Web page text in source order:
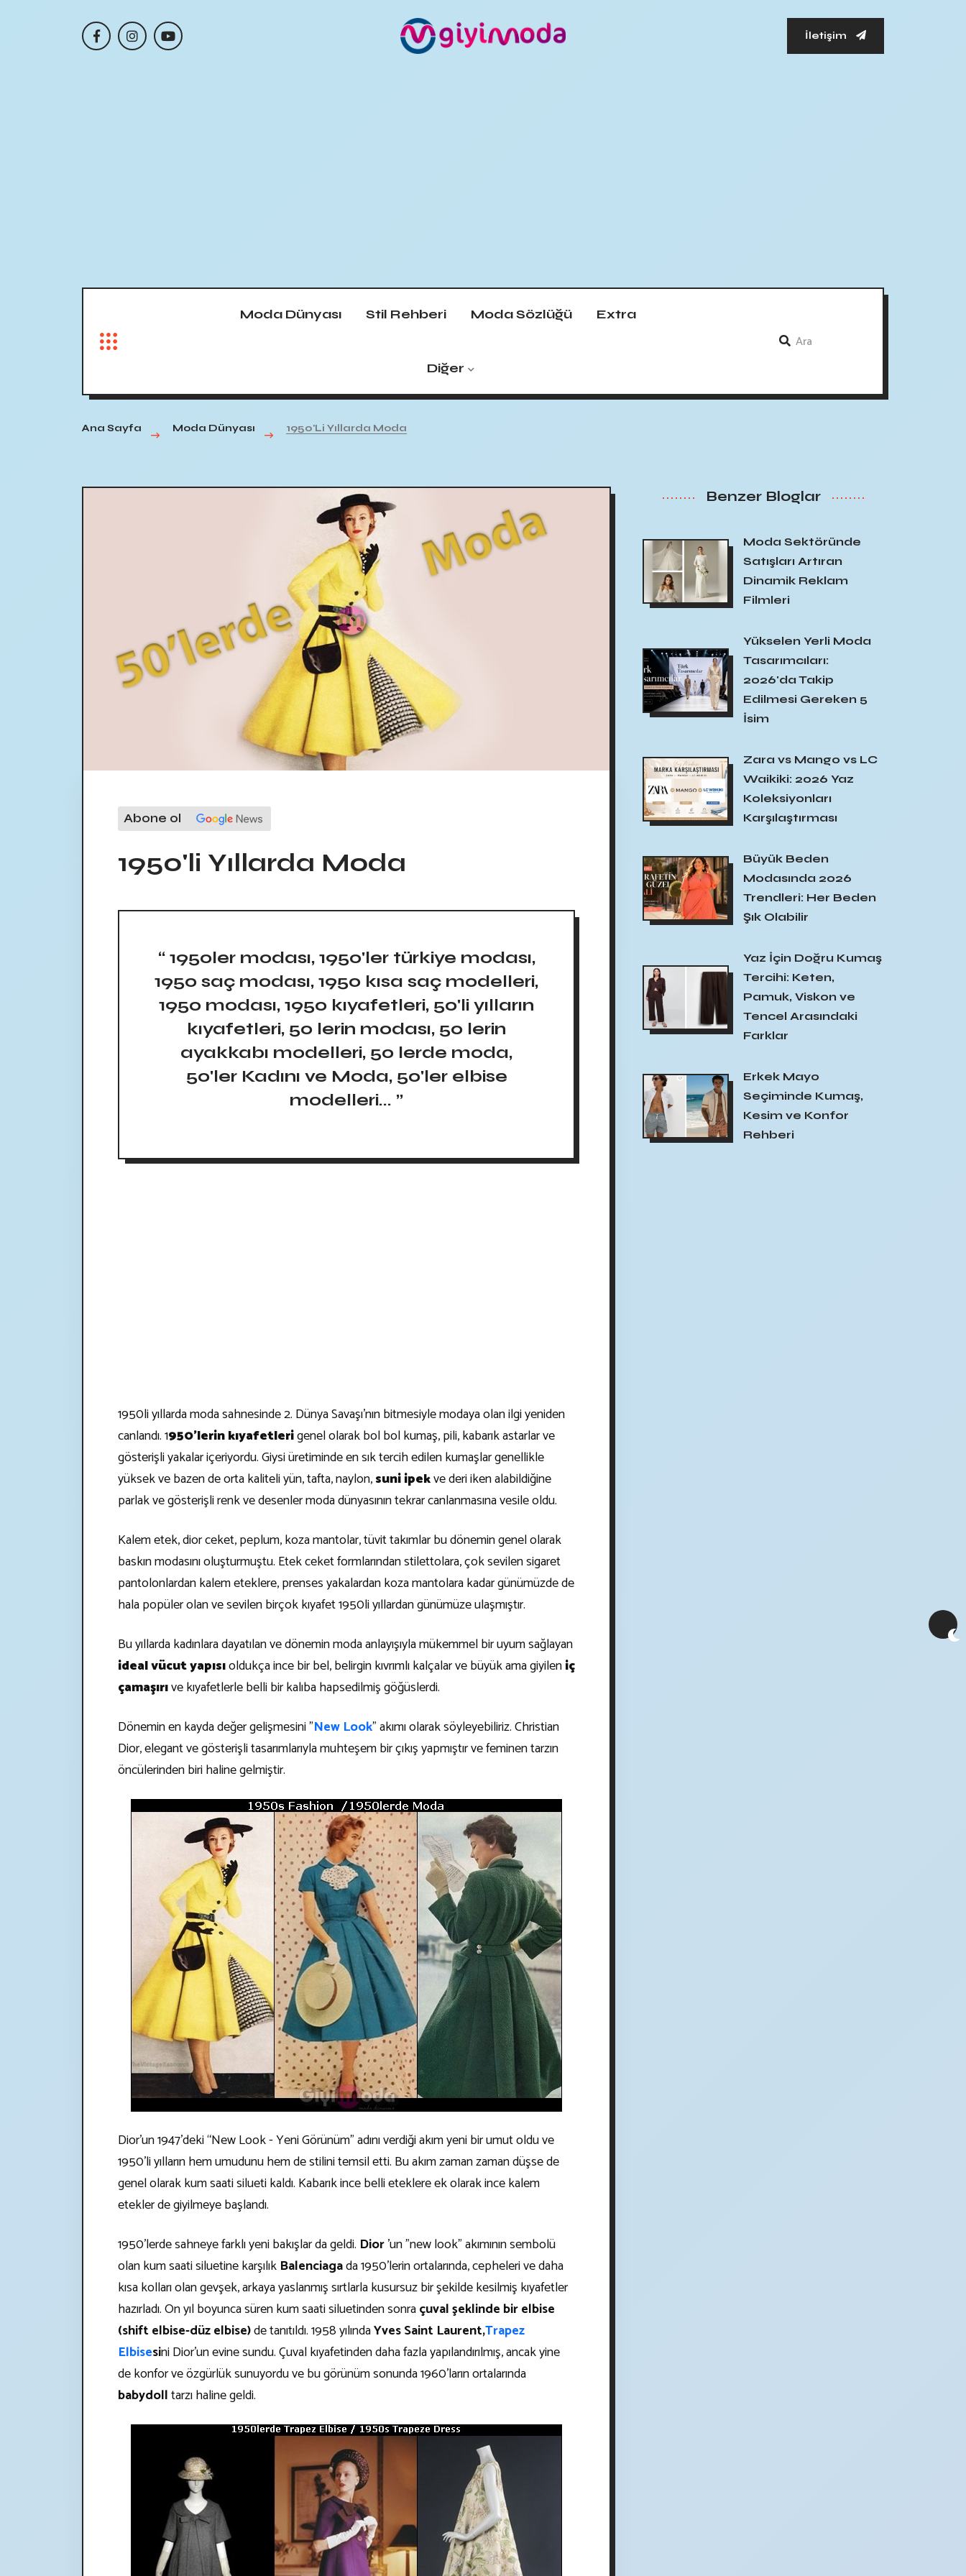
İletişim
Moda Dünyası Stil Rehberi Moda Sözlüğü Extra
Diğer
Ana Sayfa Moda Dünyası 1950'li Yıllarda Moda
Abone ol
1950'li Yıllarda Moda
“ 1950ler modası, 1950'ler türkiye modası,
1950 saç modası, 1950 kısa saç modelleri,
1950 modası, 1950 kıyafetleri, 50'li yılların
kıyafetleri, 50 lerin modası, 50 lerin
ayakkabı modelleri, 50 lerde moda,
50'ler Kadını ve Moda, 50'ler elbise
modelleri... ”
1950li yıllarda moda sahnesinde 2. Dünya Savaşı'nın bitmesiyle modaya olan ilgi yeniden
canlandı. 1950’lerin kıyafetlerigenel olarak bol bol kumaş, pili, kabarık astarlar ve
gösterişli yakalar içeriyordu. Giysi üretiminde en sık tercih edilen kumaşlar genellikle
yüksek ve bazen de orta kaliteli yün, tafta, naylon,suni ipekve deri iken alabildiğine
parlak ve gösterişli renk ve desenler moda dünyasının tekrar canlanmasına vesile oldu.
Kalem etek, dior ceket, peplum, koza mantolar, tüvit takımlar bu dönemin genel olarak
baskın modasını oluşturmuştu. Etek ceket formlarından stilettolara, çok sevilen sigaret
pantolonlardan kalem eteklere, prenses yakalardan koza mantolara kadar günümüzde de
hala popüler olan ve sevilen birçok kıyafet 1950li yıllardan günümüze ulaşmıştır.
Bu yıllarda kadınlara dayatılan ve dönemin moda anlayışıyla mükemmel bir uyum sağlayan
ideal vücut yapısıoldukça ince bir bel, belirgin kıvrımlı kalçalar ve büyük ama giyileniç
çamaşırıve kıyafetlerle belli bir kalıba hapsedilmiş göğüslerdi.
Dönemin en kayda değer gelişmesini "New Look" akımı olarak söyleyebiliriz. Christian
Dior, elegant ve gösterişli tasarımlarıyla muhteşem bir çıkış yapmıştır ve feminen tarzın
öncülerinden biri haline gelmiştir.
Dior'un 1947'deki “New Look - Yeni Görünüm” adını verdiği akım yeni bir umut oldu ve
1950'li yılların hem umudunu hem de stilini temsil etti. Bu akım zaman zaman düşse de
genel olarak kum saati silueti kaldı. Kabarık ince belli eteklere ek olarak ince kalem
etekler de giyilmeye başlandı.
1950'lerde sahneye farklı yeni bakışlar da geldi. Dior'un "new look" akımının sembolü
olan kum saati siluetine karşılık Balenciagada 1950'lerin ortalarında, cepheleri ve daha
kısa kolları olan gevşek, arkaya yaslanmış sırtlarla kusursuz bir şekilde kesilmiş kıyafetler
hazırladı. On yıl boyunca süren kum saati siluetinden sonraçuval şeklinde bir elbise
(shift elbise-düz elbise)de tanıtıldı. 1958 yılındaYves Saint Laurent,Trapez
Elbisesini Dior'un evine sundu. Çuval kıyafetinden daha fazla yapılandırılmış, ancak yine
de konfor ve özgürlük sunuyordu ve bu görünüm sonunda 1960'ların ortalarında
babydolltarzı haline geldi.
Benzer Bloglar
Moda Sektöründe
Satışları Artıran
Dinamik Reklam
Filmleri
Yükselen Yerli Moda
Tasarımcıları:
2026'da Takip
Edilmesi Gereken 5
İsim
Zara vs Mango vs LC
Waikiki: 2026 Yaz
Koleksiyonları
Karşılaştırması
Büyük Beden
Modasında 2026
Trendleri: Her Beden
Şık Olabilir
Yaz İçin Doğru Kumaş
Tercihi: Keten,
Pamuk, Viskon ve
Tencel Arasındaki
Farklar
Erkek Mayo
Seçiminde Kumaş,
Kesim ve Konfor
Rehberi